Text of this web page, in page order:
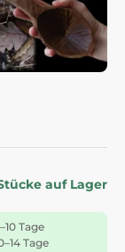
auf Lager
Tage
Tage